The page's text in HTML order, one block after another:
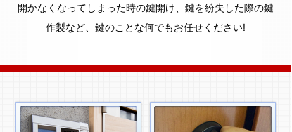
開かなくなってしまった時の鍵開け、鍵を紛失した際の鍵
作製など、鍵のことな何でもお任せください!